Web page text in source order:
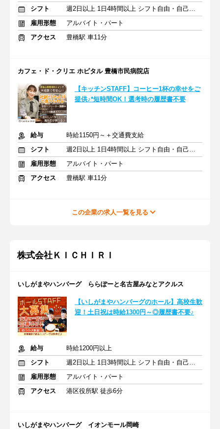
シフト
週2日以上 1日4時間以上 シフト自由・自己申告
雇用形態
アルバイト・パート
アクセス
豊橋駅 車11分
カフェ・ド・クリエ ホピタル 豊橋市民病院店
【キッチンSTAFF】コーヒー1杯の幸せをご
提供♪*短時間OK！選考時の履歴書不要
給与
時給1150円～＋交通費支給
シフト
週2日以上 1日4時間以上 シフト自由・自己申告
雇用形態
アルバイト・パート
アクセス
豊橋駅 車11分
この企業の求人一覧を見る
株式会社ＫＩＣＨＩＲＩ
いしがまやハンバーグ ららぽーと名古屋みなとアクルス
【いしがまやハンバーグのホール】高校生歓
迎！土日祝は時給1300円～◎履歴書不要♪
給与
時給1200円以上
シフト
週2日以上 1日3時間以上 シフト自由・自己申告
雇用形態
アルバイト・パート
アクセス
港区役所駅 徒歩6分
いしがまやハンバーグ イオンモール岡崎